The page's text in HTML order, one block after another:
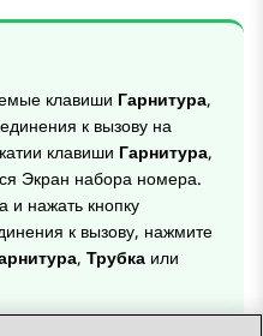
клавиши Гарнитура,
к вызову на
клавиши Гарнитура,
Экран набора номера.
и нажать кнопку
к вызову, нажмите
, Трубка или